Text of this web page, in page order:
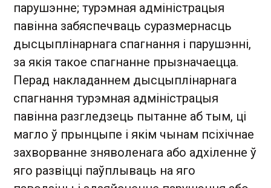
парушэнне; турэмная адміністрацыя
павінна забяспечваць суразмернасць
дысцыплінарнага спагнання і парушэнні,
за якія такое спагнанне прызначаецца.
Перад накладаннем дысцыплінарнага
спагнання турэмная адміністрацыя
павінна разгледзець пытанне аб тым, ці
магло ў прынцыпе і якім чынам псіхічнае
захворванне зняволенага або адхіленне ў
яго развіцці паўплываць на яго